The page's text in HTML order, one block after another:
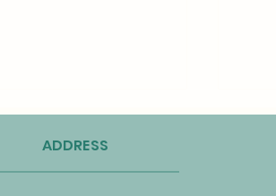
ADDRESS